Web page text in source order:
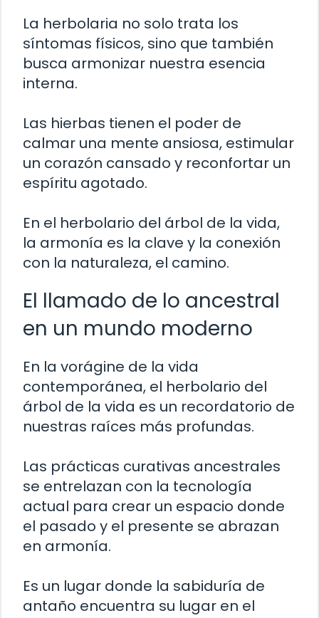
La herbolaria no solo trata los
síntomas físicos, sino que también
busca armonizar nuestra esencia
interna.
Las hierbas tienen el poder de
calmar una mente ansiosa, estimular
un corazón cansado y reconfortar un
espíritu agotado.
En el herbolario del árbol de la vida,
la armonía es la clave y la conexión
con la naturaleza, el camino.
El llamado de lo ancestral
en un mundo moderno
En la vorágine de la vida
contemporánea, el herbolario del
árbol de la vida es un recordatorio de
nuestras raíces más profundas.
Las prácticas curativas ancestrales
se entrelazan con la tecnología
actual para crear un espacio donde
el pasado y el presente se abrazan
en armonía.
Es un lugar donde la sabiduría de
antaño encuentra su lugar en el